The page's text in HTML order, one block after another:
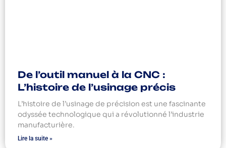
De l’outil manuel à la CNC :
L’histoire de l’usinage précis
L’histoire de l’usinage de précision est une fascinante
odyssée technologique qui a révolutionné l’industrie
manufacturière.
Lire la suite »